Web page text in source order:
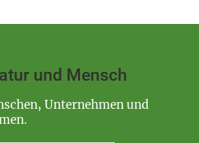
und Mensch
Unternehmen und